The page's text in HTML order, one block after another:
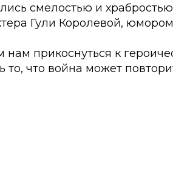
смелостью и
Гули Королевой,
нам прикоснуться к
то, что война может